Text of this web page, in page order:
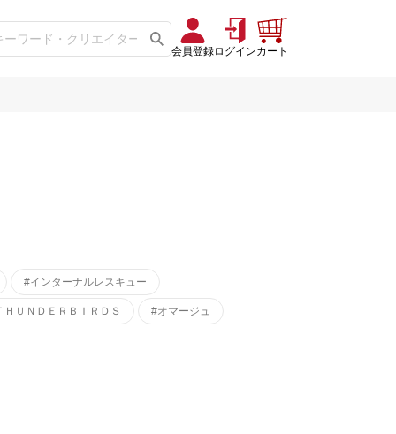
会員登録ログインカート
#インターナルレスキュー
ＨＵＮＤＥＲＢＩＲＤＳ #オマージュ